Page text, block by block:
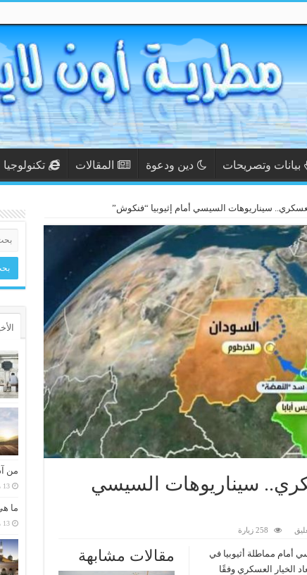
بيانات وتصريحات دين ودعوة المقالات تكنولوجيا
سيناريوهات السيسي أمام إثيوبيا “فنكوش”
سيناريوهات السيسي
258 زيارة
مقالات مشابهة
أمام مماطلة أثيوبيا في
الخيار العسكري وفقًا
من
13 مارس، 2026
ما
13 مارس، 2026